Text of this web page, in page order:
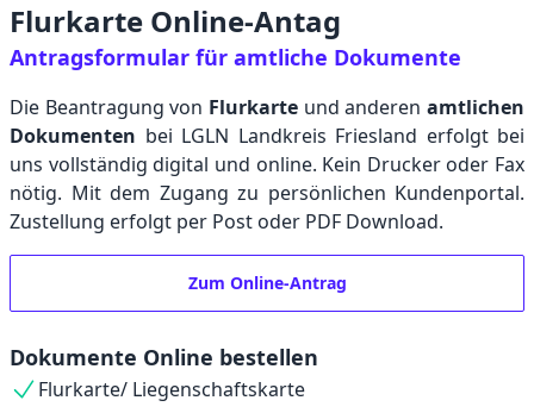
Flurkarte Online-Antag
Antragsformular für amtliche Dokumente
Die Beantragung von Flurkarte und anderen amtlichen
Dokumenten bei LGLN Landkreis Friesland erfolgt bei
uns vollständig digital und online. Kein Drucker oder Fax
nötig. Mit dem Zugang zu persönlichen Kundenportal.
Zustellung erfolgt per Post oder PDF Download.
Zum Online-Antrag
Dokumente Online bestellen
Flurkarte/ Liegenschaftskarte